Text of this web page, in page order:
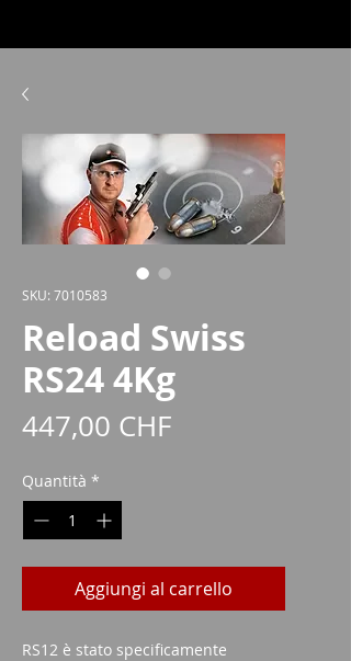
SKU: 7010583
Reload Swiss
RS24 4Kg
447,00 CHFPrezzo
Quantità *
Aggiungi al carrello
RS12 è stato specificamente